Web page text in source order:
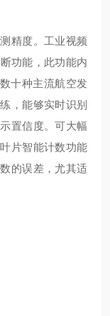
精度。 工业视频
功能，此功能内
十种主流航空发
，能够实时识别
置信度。可大幅
片智能计数功能
的误差，尤其适